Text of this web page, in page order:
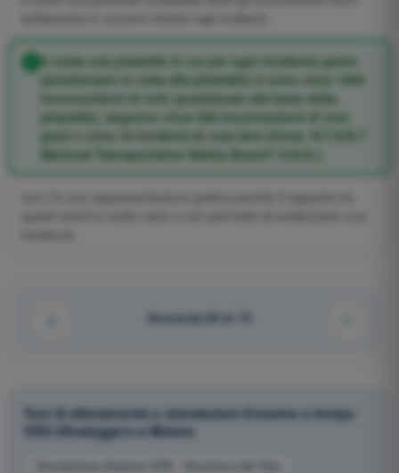
è come una piramide in cui per ogni incidente grave
(posizionato in cima alla piramide) ci sono circa 1500
inconvenienti di volo (posizionati alla base della
piramide), seguono circa 300 inconvenienti di volo
gravi e circa 15 incidenti di volo lievi (fonte: N.T.S.B.?
National Transportation Safety Board? U.S.A.);
Domanda 69 di 76
Test di allenamento e simulazioni d'esame a tempo
VDS Ultraleggero a Motore
Simulazione d'esame VDS - Sicurezza del Volo